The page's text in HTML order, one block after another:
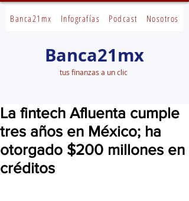
Banca21mx Infografías Podcast Nosotros
Banca21mx
tus finanzas a un clic
La fintech Afluenta cumple
tres años en México; ha
otorgado $200 millones en
créditos